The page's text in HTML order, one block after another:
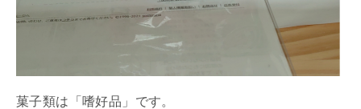
菓子類は「嗜好品」です。